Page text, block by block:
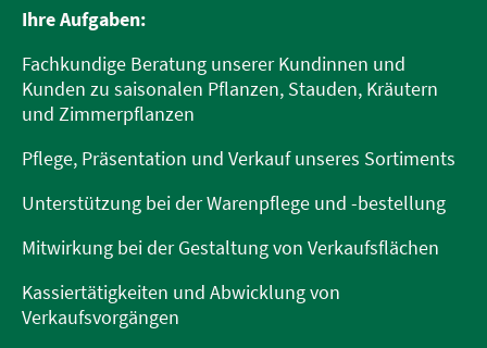
Ihre Aufgaben:
Fachkundige Beratung unserer Kundinnen und
Kunden zu saisonalen Pflanzen, Stauden, Kräutern
und Zimmerpflanzen
Pflege, Präsentation und Verkauf unseres Sortiments
Unterstützung bei der Warenpflege und -bestellung
Mitwirkung bei der Gestaltung von Verkaufsflächen
Kassiertätigkeiten und Abwicklung von
Verkaufsvorgängen